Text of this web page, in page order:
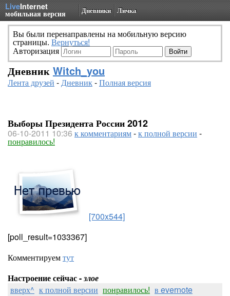
LiveInternet
мобильная версия Дневники Личка
Вы были перенаправлены на мобильную версию
страницы. Вернуться!
Авторизация
Дневник Witch_you
Лента друзей -Дневник-Полная версия
Выборы Президента России 2012
06-10-2011 10:36 к комментариям-к полной версии -
понравилось!
[700x544]
[poll_result=1033367]
Комментируемтут
Настроение сейчас -злое
вверх^ к полной версии понравилось! в evernote